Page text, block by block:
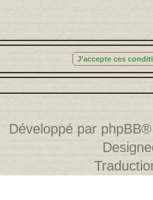
Développé par phpBB®